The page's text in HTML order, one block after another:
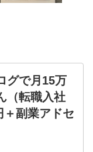
グで月15万
（転職入社
＋副業アドセ